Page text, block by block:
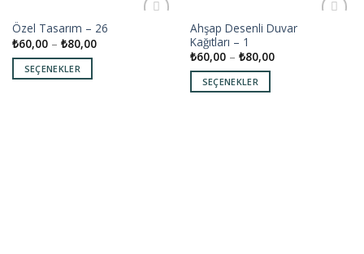
Özel Tasarım – 26
₺60,00– ₺80,00
SEÇENEKLER
Ahşap Desenli Duvar
Kağıtları – 1
₺60,00– ₺80,00
SEÇENEKLER